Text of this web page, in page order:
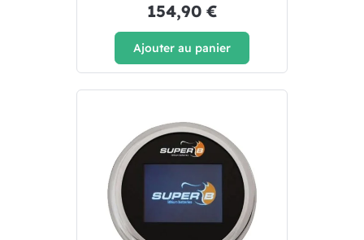
154,90 €
Ajouter au panier